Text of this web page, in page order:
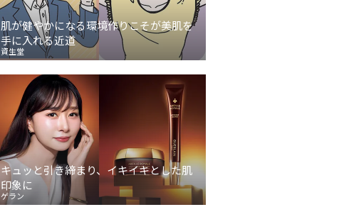
肌が健やかになる環境作りこそが美肌を
手に入れる近道
資生堂
キュッと引き締まり、イキイキとした肌
印象に
ゲラン